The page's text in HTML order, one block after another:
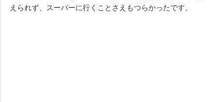
えられず、スーパーに行くことさえもつらかったです。